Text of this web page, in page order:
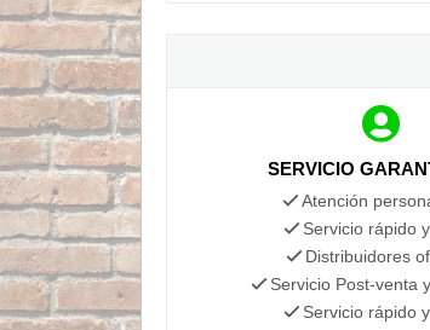
SERVICIO
Atención
Servicio rápido
Distribuidores
Servicio Post-venta
Servicio rápido